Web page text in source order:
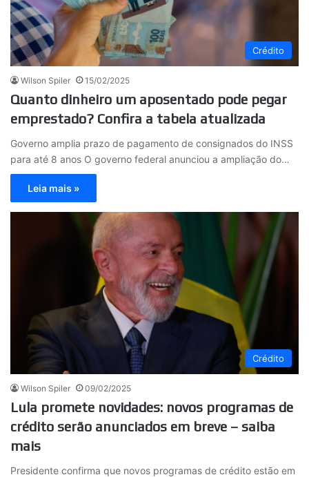
Crédito
Wilson Spiler 15/02/2025
Quanto dinheiro um aposentado pode pegar
emprestado? Confira a tabela atualizada
Governo amplia prazo de pagamento de consignados do INSS
para até 8 anos O governo federal anunciou a ampliação do…
Leia mais »
Crédito
Wilson Spiler 09/02/2025
Lula promete novidades: novos programas de
crédito serão anunciados em breve – saiba
mais
Presidente confirma que novos programas de crédito estão em